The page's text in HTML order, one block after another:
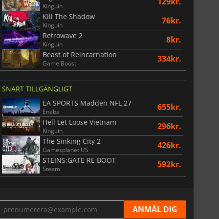
Kinguin
Kill The Shadow
Kinguin 76kr.
Retrowave 2
Kinguin 8kr.
Beast of Reincarnation
Game Boost 334kr.
SNART TILLGÄNGLIGT
EA SPORTS Madden NFL 27
Eneba 655kr.
Hell Let Loose Vietnam
Kinguin 296kr.
The Sinking City 2
Gamesplanet US 426kr.
STEINS;GATE RE BOOT
Steam 592kr.